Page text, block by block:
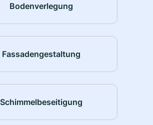
Bodenverlegung
Fassadengestaltung
Schimmelbeseitigung